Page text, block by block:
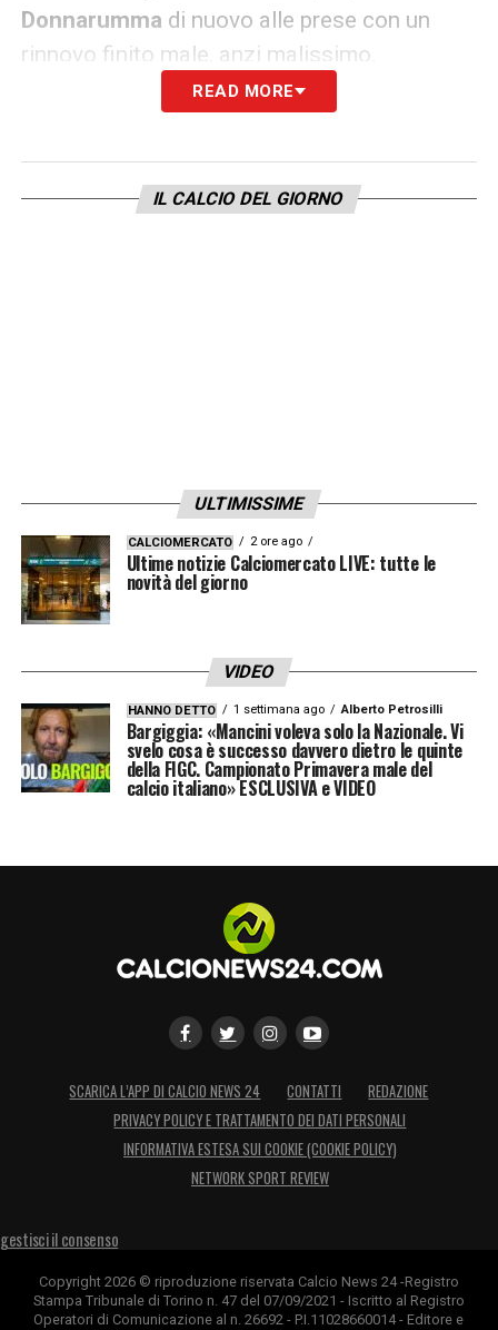
Donnarumma di nuovo alle prese con un
rinnovo finito male, anzi malissimo.
DONNARUMMA PERDE LA FACCIA – VIDEO
Se da un lato la coerenza del club
vicecampione d’Italia va rimarcata ed
durata mesi e, forse, non gestita nel migliore
dei modi.
Ora, però, è lecito che il popolo rossonero sia
CalabriaeRomagnoli: tre giocatori
importanti e tre rinnovi scottanti da discutere
prima della scadenza 2022. Sigillare gli
accordi o vendere durante questa estate, per
LA PLAYLIST DELLE NOSTRE TOP NEWS
READ MORE
IL CALCIO DEL GIORNO
ULTIMISSIME
CALCIOMERCATO 2 ore ago
Ultime notizie Calciomercato LIVE: tutte le
novità del giorno
VIDEO
HANNO DETTO 1 settimana ago Alberto Petrosilli
Bargiggia: «Mancini voleva solo la Nazionale. Vi
svelo cosa è successo davvero dietro le quinte
della FIGC. Campionato Primavera male del
calcio italiano» ESCLUSIVA e VIDEO
SCARICA L’APP DI CALCIO NEWS 24 CONTATTI
REDAZIONE
PRIVACY POLICY E TRATTAMENTO DEI DATI PERSONALI
INFORMATIVA ESTESA SUI COOKIE (COOKIE POLICY)
NETWORK SPORT REVIEW
gestisci il consenso
Copyright 2026 © riproduzione riservata Calcio News 24 -Registro
Stampa Tribunale di Torino n. 47 del 07/09/2021 - Iscritto al Registro
Operatori di Comunicazione al n. 26692 - P.I.11028660014 - Editore e